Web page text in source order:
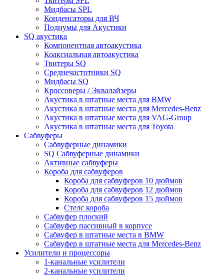
Мидбасы SPL
Конденсаторы для ВЧ
Подиумы для Акустики
SQ акустика
Компонентная автоакустика
Коаксиальная автоакустика
Твитеры SQ
Среднечастотники SQ
Мидбасы SQ
Кроссоверы / Эквалайзеры
Акустика в штатные места для BMW
Акустика в штатные места для Mercedes-Benz
Акустика в штатные места для VAG-Group
Акустика в штатные места для Toyota
Сабвуферы
Сабвуферные динамики
SQ Сабвуферные динамики
Активные сабвуферы
Короба для сабвуферов
Короба для сабвуферов 10 дюймов
Короба для сабвуферов 12 дюймов
Короба для сабвуферов 15 дюймов
Стелс короба
Cабвуфер плоский
Сабвуфер пассивный в корпусе
Сабвуфер в штатные места в BMW
Сабвуфер в штатные места для Mercedes-Benz
Усилители и процессоры
1-канальные усилители
2-канальные усилители